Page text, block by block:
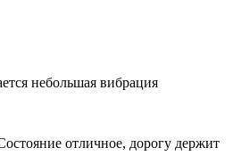
небольшая вибрация
отличное, дорогу держит